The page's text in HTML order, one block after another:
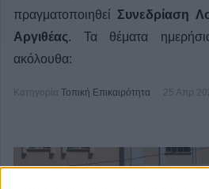
πραγματοποιηθεί Συνεδρίαση
Αργιθέας. Τα θέματα
ακόλουθα:
Κατηγορία Τοπική Επικαιρότητα 25 Απρ